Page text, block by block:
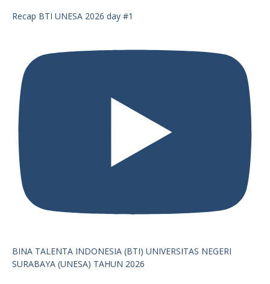
Recap BTI UNESA 2026 day #1
BINA TALENTA INDONESIA (BTI) UNIVERSITAS NEGERI
SURABAYA (UNESA) TAHUN 2026